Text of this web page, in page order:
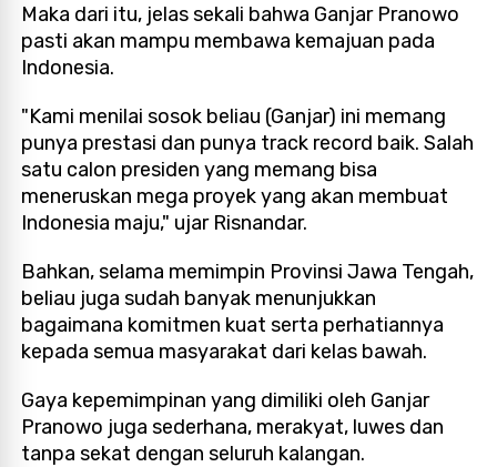
Maka dari itu, jelas sekali bahwa Ganjar Pranowo
pasti akan mampu membawa kemajuan pada
Indonesia.
"Kami menilai sosok beliau (Ganjar) ini memang
punya prestasi dan punya track record baik. Salah
satu calon presiden yang memang bisa
meneruskan mega proyek yang akan membuat
Indonesia maju," ujar Risnandar.
Bahkan, selama memimpin Provinsi Jawa Tengah,
beliau juga sudah banyak menunjukkan
bagaimana komitmen kuat serta perhatiannya
kepada semua masyarakat dari kelas bawah.
Gaya kepemimpinan yang dimiliki oleh Ganjar
Pranowo juga sederhana, merakyat, luwes dan
tanpa sekat dengan seluruh kalangan.